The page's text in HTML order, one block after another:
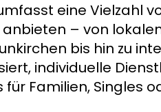
eine Vielzahl
– von
bis hin zu
individuelle
Familien, Singles